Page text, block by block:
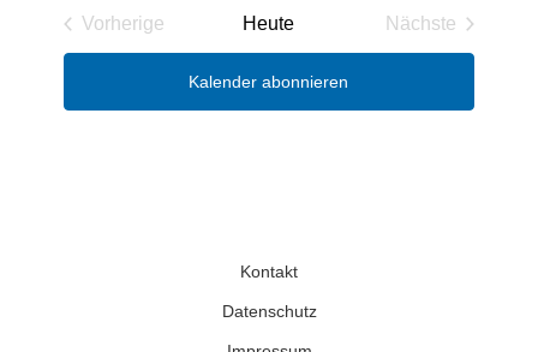
Vorherige
Veranstaltungen
Heute
Nächste
Kalender abonnieren
Kontakt
Datenschutz